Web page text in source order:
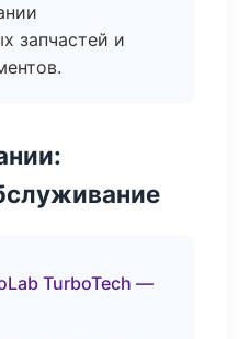
запчастей и
TurboTech —